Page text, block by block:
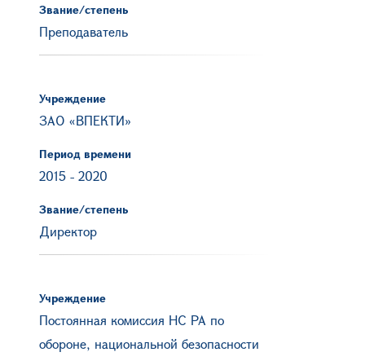
Звание/степень
Преподаватель
Учреждение
ЗАО «ВПЕКТИ»
Период времени
2015 - 2020
Звание/степень
Директор
Учреждение
Постоянная комиссия НС РА по
обороне, национальной безопасности